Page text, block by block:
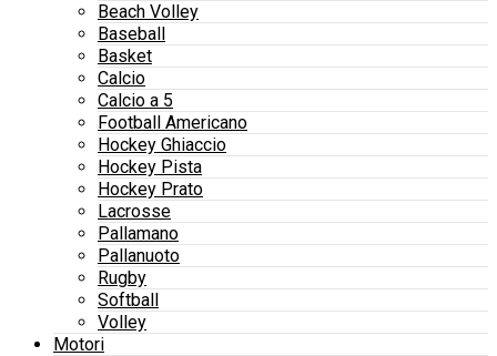
Beach Volley
Baseball
Basket
Calcio
Calcio a 5
Football Americano
Hockey Ghiaccio
Hockey Pista
Hockey Prato
Lacrosse
Pallamano
Pallanuoto
Rugby
Softball
Volley
Motori